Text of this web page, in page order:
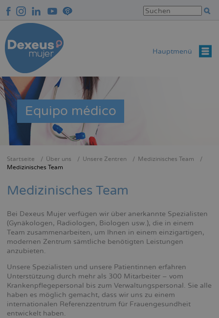
zum
Inhalt
Hauptmenü
Equipo médico
Breadcrumb
Startseite Über uns Unsere Zentren
Medizinisches Team
Medizinisches Team
Medizinisches Team
Bei Dexeus Mujer verfügen wir über anerkannte Spezialisten
(Gynäkologen, Radiologen, Biologen usw.), die in einem
Team zusammenarbeiten, um Ihnen in einem einzigartigen,
modernen Zentrum sämtliche benötigten Leistungen
anzubieten.
Unsere Spezialisten und unsere Patientinnen erfahren
Unterstützung durch mehr als 300 Mitarbeiter – vom
Krankenpflegepersonal bis zum Verwaltungspersonal. Sie alle
haben es möglich gemacht, dass wir uns zu einem
internationalen Referenzzentrum für Frauengesundheit
entwickelt haben.